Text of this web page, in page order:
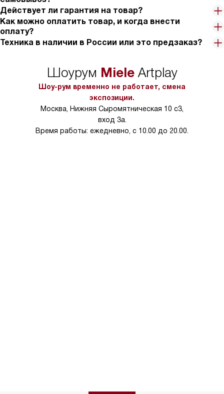
Действует ли гарантия на товар?
Как можно оплатить товар, и когда внести
оплату?
Техника в наличии в России или это предзаказ?
Шоурум MieleArtplay
Шоу-рум временно не работает, смена
экспозиции.
Москва, Нижняя Сыромятническая 10 с3,
вход 3а.
Время работы: ежедневно, с 10.00 до 20.00.